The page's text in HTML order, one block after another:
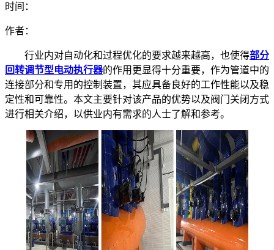
时间：
作者：
行业内对自动化和过程优化的要求越来越高，也使得部分
回转调节型电动执行器的作用更显得十分重要，作为管道中的
连接部分和专用的控制装置，其应具备良好的工作性能以及稳
定性和可靠性。本文主要针对该产品的优势以及阀门关闭方式
进行相关介绍，以供业内有需求的人士了解和参考。